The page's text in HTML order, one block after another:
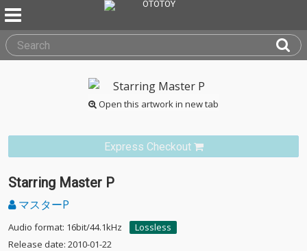
Open this artwork in new tab
Express Checkout
Starring Master P
マスターP
Audio format: 16bit/44.1kHz
Lossless
Release date: 2010-01-22